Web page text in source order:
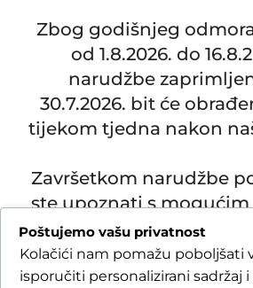
Zbog godišnjeg
od 1.8.2026. do
narudžbe
30.7.2026. bit će
tijekom tjedna nakon
Završetkom narudžbe
ste upoznati s
rokom slanja.
Due to our annual holiday from 1
August 2026, all orders received
Poštujemo vašu privatnost
Kolačići nam pomažu poboljšati
isporučiti personalizirani sadržaj i